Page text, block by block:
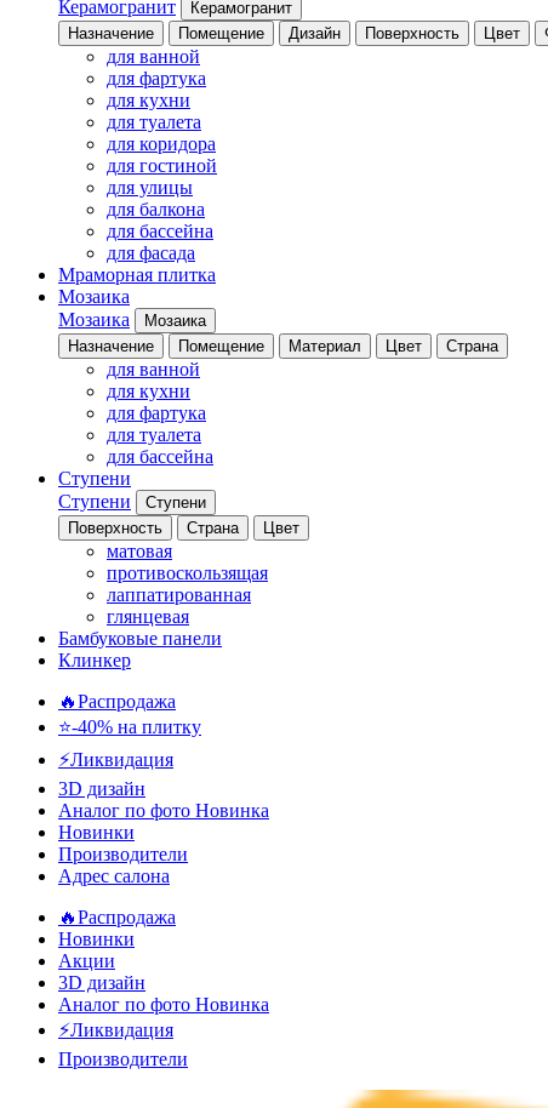
Керамогранит
Керамогранит
Назначение
Помещение Дизайн Поверхность Цвет
для ванной
для фартука
для кухни
для туалета
для коридора
для гостиной
для улицы
для балкона
для бассейна
для фасада
Мраморная плитка
Мозаика
Мозаика
Мозаика
Назначение
Помещение Материал Цвет Страна
для ванной
для кухни
для фартука
для туалета
для бассейна
Ступени
Ступени
Ступени
Поверхность
Страна Цвет
матовая
противоскользящая
лаппатированная
глянцевая
Бамбуковые панели
Клинкер
🔥Распродажа
⭐-40% на плитку
⚡️Ликвидация
3D дизайн
Аналог по фото Новинка
Новинки
Производители
Адрес салона
🔥Распродажа
Новинки
Акции
3D дизайн
Аналог по фото Новинка
⚡Ликвидация
Производители